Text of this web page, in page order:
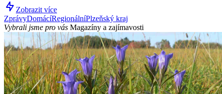
Zobrazit více
ZprávyDomácíRegionálníPlzeňský kraj
Vybrali jsme pro vás Magazíny a zajímavosti